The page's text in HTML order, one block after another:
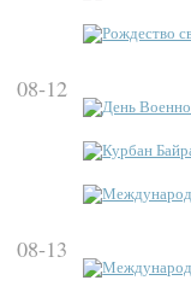
Рождество
08-12
День
Курбан
08-13